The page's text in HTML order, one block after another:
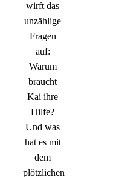
wirft das
unzählige
Fragen
auf:
Warum
braucht
Kai ihre
Hilfe?
Und was
hat es mit
dem
plötzlichen